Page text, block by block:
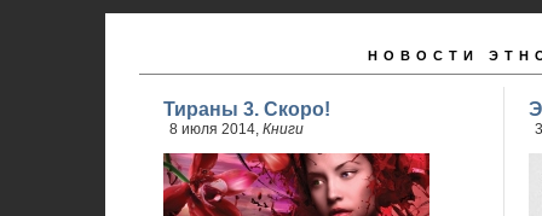
НОВОСТИ
Тираны 3. Скоро!
8 июля 2014, Книги